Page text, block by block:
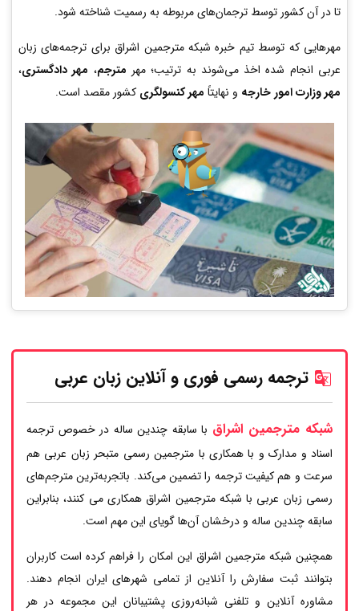
تا در آن کشور توسط ترجمان‌های مربوطه به رسمیت شناخته شود.
مهرهایی که توسط تیم خبره شبکه مترجمین اشراق برای ترجمه‌های زبان
عربی انجام شده اخذ می‌شوند به ترتیب؛ مهر مترجم، مهر دادگستری،
مهر وزارت امور خارجه و نهایتاً مهر کنسولگری کشور مقصد است.
ترجمه رسمی فوری و آنلاین زبان عربی
شبکه مترجمین اشراق با سابقه چندین ساله در خصوص ترجمه
اسناد و مدارک و با همکاری با مترجمین رسمی متبحر زبان عربی هم
سرعت و هم کیفیت ترجمه را تضمین می‌کند. باتجربه‌ترین مترجم‌های
رسمی زبان عربی با شبکه مترجمین اشراق همکاری می کنند، بنابراین
سابقه چندین ساله و درخشان آن‌ها گویای این مهم است.
همچنین شبکه مترجمین اشراق این امکان را فراهم کرده است کاربران
بتوانند ثبت سفارش را آنلاین از تمامی شهرهای ایران انجام دهند.
مشاوره آنلاین و تلفنی شبانه‌روزی پشتیبانان این مجموعه در هر